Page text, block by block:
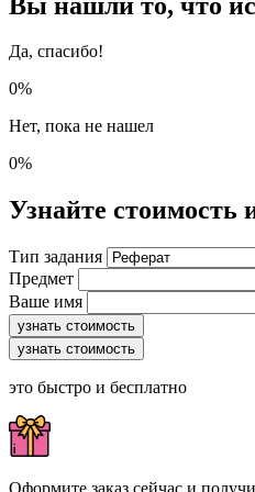
Да, спасибо!
0%
Нет, пока не нашел
0%
Узнайте стоимость
Тип задания
Предмет
Ваше имя
узнать стоимость
узнать стоимость
это быстро и бесплатно